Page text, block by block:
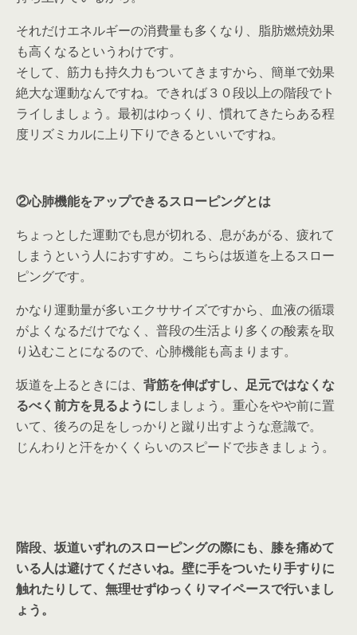
それだけエネルギーの消費量も多くなり、脂肪燃焼効果
も高くなるというわけです。
そして、筋力も持久力もついてきますから、簡単で効果
絶大な運動なんですね。できれば３０段以上の階段でト
ライしましょう。最初はゆっくり、慣れてきたらある程
度リズミカルに上り下りできるといいですね。
②心肺機能をアップできるスローピングとは
ちょっとした運動でも息が切れる、息があがる、疲れて
しまうという人におすすめ。こちらは坂道を上るスロー
ピングです。
かなり運動量が多いエクササイズですから、血液の循環
がよくなるだけでなく、普段の生活より多くの酸素を取
り込むことになるので、心肺機能も高まります。
坂道を上るときには、 背筋を伸ばすし、足元ではなくな
るべく前方を見るようにしましょう。重心をやや前に置
いて、後ろの足をしっかりと蹴り出すような意識で。
じんわりと汗をかくくらいのスピードで歩きましょう。
階段、坂道いずれのスローピングの際にも、膝を痛めて
いる人は避けてくださいね。壁に手をついたり手すりに
触れたりして、無理せずゆっくりマイペースで行いまし
ょう。